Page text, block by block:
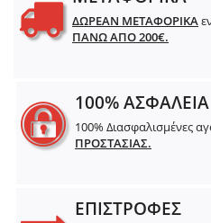
ΔΩΡΕΑΝ ΜΕΤΑΦΟΡΙΚΑ
ΠΑΝΩ ΑΠΟ 200€.
100% ΑΣΦΑΛΕΙΑ
100% Διασφαλισμένες
ΠΡΟΣΤΑΣΙΑΣ.
ΕΠΙΣΤΡΟΦΕΣ